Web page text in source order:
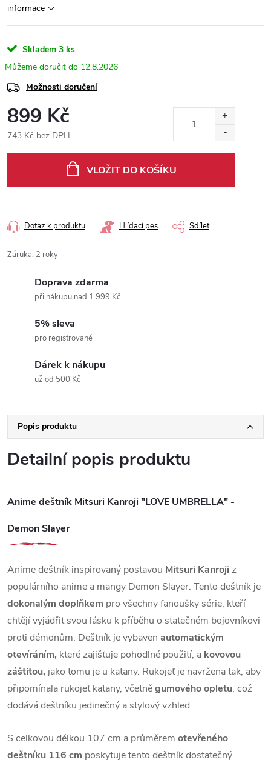
informace
Skladem 3 ks
12.8.2026
Možnosti doručení
899 Kč
743 Kč bez DPH
VLOŽIT DO KOŠÍKU
Dotaz k produktu Hlídací pes Sdílet
Záruka: 2 roky
Doprava zdarma
při nákupu nad 1 999 Kč
5% sleva
pro registrované
Dárek k nákupu
už od 500 Kč
Popis produktu
Detailní popis produktu
Anime deštník Mitsuri Kanroji "LOVE UMBRELLA" -
Demon Slayer
Anime deštník inspirovaný postavou Mitsuri Kanroji z
populárního anime a mangy Demon Slayer. Tento deštník je
dokonalým doplňkem pro všechny fanoušky série, kteří
chtějí vyjádřit svou lásku k příběhu o statečném bojovníkovi
proti démonům. Deštník je vybaven automatickým
otevíráním, které zajišťuje pohodlné použití, a kovovou
záštitou, jako tomu je u katany. Rukojeť je navržena tak, aby
připomínala rukojeť katany, včetněgumového opletu, což
dodává deštníku jedinečný a stylový vzhled.
S celkovou délkou 107 cm a průměrem otevřeného
deštníku 116 cm poskytuje tento deštník dostatečný